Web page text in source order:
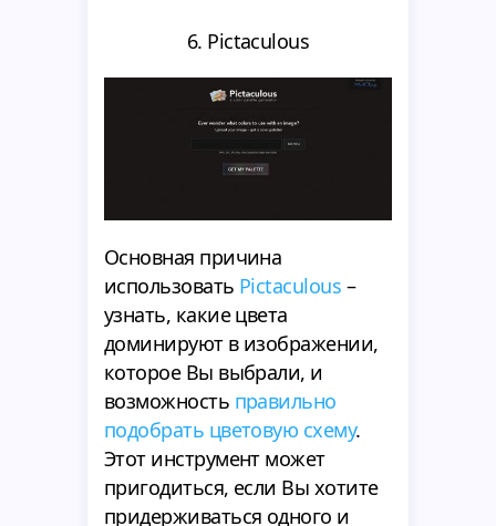
6. Pictaculous
Основная причина
использовать Pictaculous –
узнать, какие цвета
доминируют в изображении,
которое Вы выбрали, и
возможность правильно
подобрать цветовую схему.
Этот инструмент может
пригодиться, если Вы хотите
придерживаться одного и